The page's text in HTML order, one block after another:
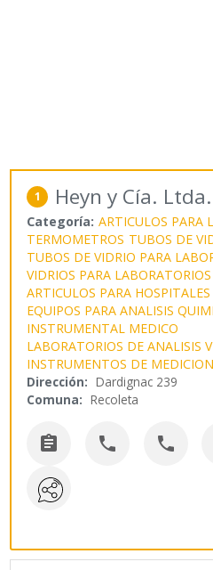
1 Heyn y Cía. Ltda.
Categoría: ARTICULOS PARA
TERMOMETROS TUBOS DE
TUBOS DE VIDRIO PARA
VIDRIOS PARA LABORATORIOS
ARTICULOS PARA
EQUIPOS PARA ANALISIS
INSTRUMENTAL MEDICO
LABORATORIOS DE ANALISIS
INSTRUMENTOS DE MEDICION
Dirección: Dardignac 239
Comuna: Recoleta
  